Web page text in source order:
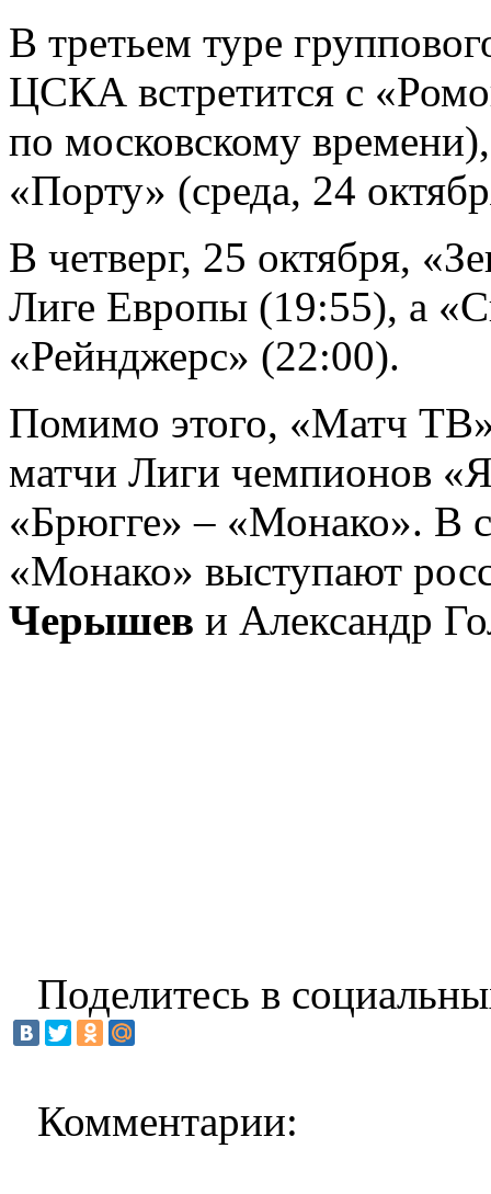
В третьем туре
ЦСКА встретится с
по московскому
«Порту» (среда, 24
В четверг, 25 октября,
Лиге Европы (19:55), а
«Рейнджерс» (22:00).
Помимо этого, «Матч
матчи Лиги чемпионов
«Брюгге» – «Монако». В
«Монако» выступают
Черышев и Александр
Поделитесь в
Комментарии: